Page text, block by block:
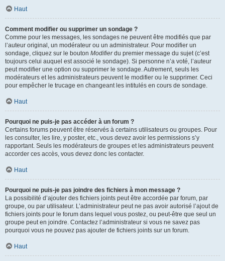
Haut
Comment modifier ou supprimer un sondage ?
Comme pour les messages, les sondages ne peuvent être modifiés que par
l’auteur original, un modérateur ou un administrateur. Pour modifier un
sondage, cliquez sur le bouton Modifierdu premier message du sujet (c’est
toujours celui auquel est associé le sondage). Si personne n’a voté, l’auteur
peut modifier une option ou supprimer le sondage. Autrement, seuls les
modérateurs et les administrateurs peuvent le modifier ou le supprimer. Ceci
pour empêcher le trucage en changeant les intitulés en cours de sondage.
Haut
Pourquoi ne puis-je pas accéder à un forum ?
Certains forums peuvent être réservés à certains utilisateurs ou groupes. Pour
les consulter, les lire, y poster, etc., vous devez avoir les permissions s’y
rapportant. Seuls les modérateurs de groupes et les administrateurs peuvent
accorder ces accès, vous devez donc les contacter.
Haut
Pourquoi ne puis-je pas joindre des fichiers à mon message ?
La possibilité d’ajouter des fichiers joints peut être accordée par forum, par
groupe, ou par utilisateur. L’administrateur peut ne pas avoir autorisé l’ajout de
fichiers joints pour le forum dans lequel vous postez, ou peut-être que seul un
groupe peut en joindre. Contactez l’administrateur si vous ne savez pas
pourquoi vous ne pouvez pas ajouter de fichiers joints sur un forum.
Haut